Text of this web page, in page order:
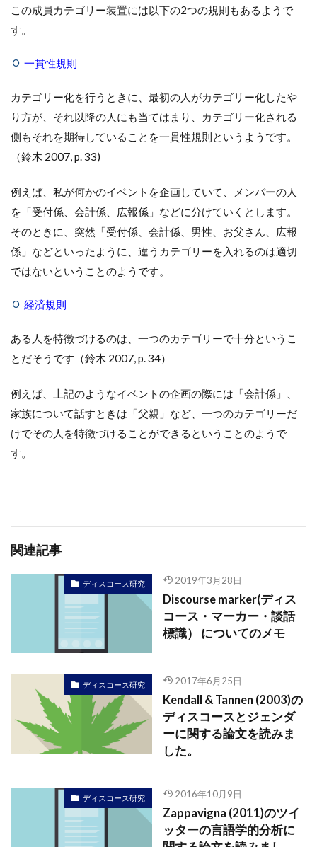
この成員カテゴリー装置には以下の2つの規則もあるようで
す。
一貫性規則
カテゴリー化を行うときに、最初の人がカテゴリー化したや
り方が、それ以降の人にも当てはまり、カテゴリー化される
側もそれを期待していることを一貫性規則というようです。
（鈴木 2007, p. 33)
例えば、私が何かのイベントを企画していて、メンバーの人
を「受付係、会計係、広報係」などに分けていくとします。
そのときに、突然「受付係、会計係、男性、お父さん、広報
係」などといったように、違うカテゴリーを入れるのは適切
ではないということのようです。
経済規則
ある人を特徴づけるのは、一つのカテゴリーで十分というこ
とだそうです（鈴木 2007, p. 34）
例えば、上記のようなイベントの企画の際には「会計係」、
家族について話すときは「父親」など、一つのカテゴリーだ
けでその人を特徴づけることができるということのようで
す。
関連記事
ディスコース研究 2019年3月28日
Discourse marker(ディス
コース・マーカー・談話
標識） についてのメモ
ディスコース研究 2017年6月25日
Kendall & Tannen (2003)の
ディスコースとジェンダ
ーに関する論文を読みま
した。
ディスコース研究 2016年10月9日
Zappavigna (2011)のツイ
ッターの言語学的分析に